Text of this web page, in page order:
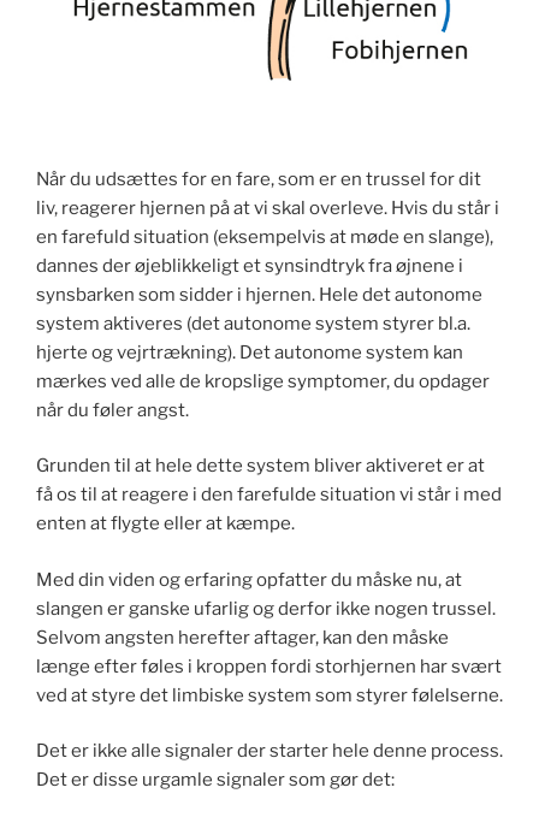
Når du udsættes for en fare, som er en trussel for dit
liv, reagerer hjernen på at vi skal overleve. Hvis du står i
en farefuld situation (eksempelvis at møde en slange),
dannes der øjeblikkeligt et synsindtryk fra øjnene i
synsbarken som sidder i hjernen. Hele det autonome
system aktiveres (det autonome system styrer bl.a.
hjerte og vejrtrækning). Det autonome system kan
mærkes ved alle de kropslige symptomer, du opdager
når du føler angst.
Grunden til at hele dette system bliver aktiveret er at
få os til at reagere i den farefulde situation vi står i med
enten at flygte eller at kæmpe.
Med din viden og erfaring opfatter du måske nu, at
slangen er ganske ufarlig og derfor ikke nogen trussel.
Selvom angsten herefter aftager, kan den måske
længe efter føles i kroppen fordi storhjernen har svært
ved at styre det limbiske system som styrer følelserne.
Det er ikke alle signaler der starter hele denne process.
Det er disse urgamle signaler som gør det: